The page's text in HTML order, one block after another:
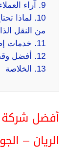
9.
آراء
10.
لماذا
من النقل
11.
خدمات
12.
أفضل
13.
الخلاصة
أفضل
الريان –